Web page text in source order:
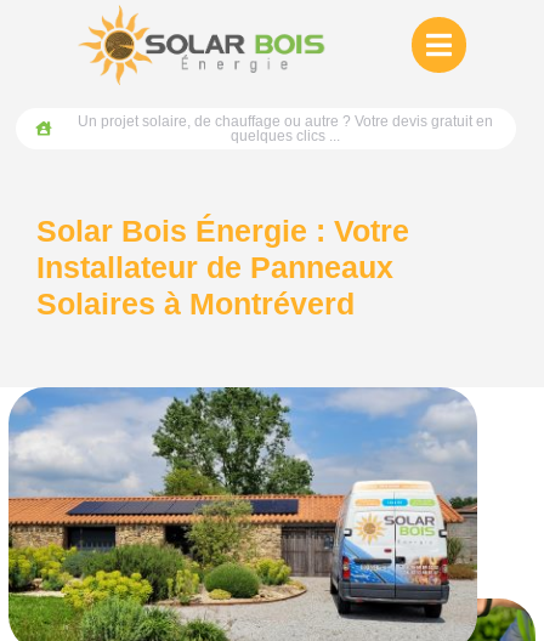
Un projet solaire, de chauffage ou autre ? Votre devis gratuit en
quelques clics ...
Solar Bois Énergie : Votre
Installateur de Panneaux
Solaires à Montréverd